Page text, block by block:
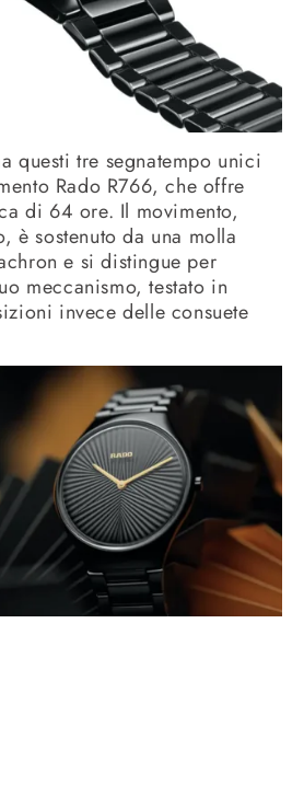
questi tre segnatempo unici
Rado R766, che offre
di 64 ore. Il movimento,
è sostenuto da una molla
e si distingue per
meccanismo, testato in
invece delle consuete